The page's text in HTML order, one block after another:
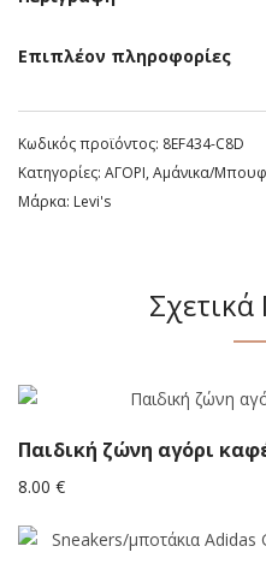
Επιπλέον πληροφορίες
Κωδικός προϊόντος: 8EF434-C8D
Κατηγορίες: ΑΓΟΡΙ, Αμάνικα/
Μάρκα: Levi's
Παιδική ζώνη αγόρι
8.00 €